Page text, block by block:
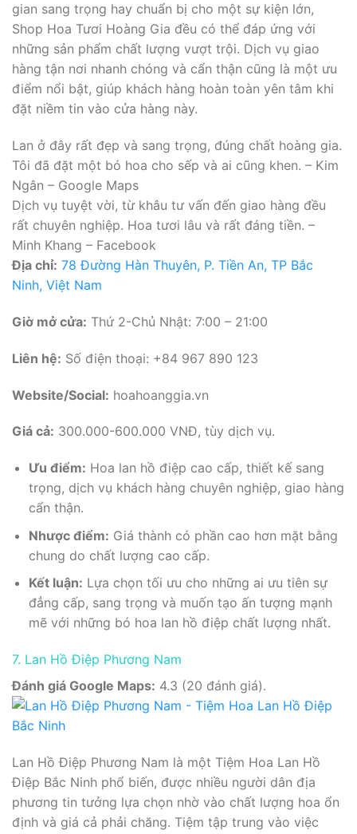
gian sang trọng hay chuẩn bị cho một sự kiện lớn,
Shop Hoa Tươi Hoàng Gia đều có thể đáp ứng với
những sản phẩm chất lượng vượt trội. Dịch vụ giao
hàng tận nơi nhanh chóng và cẩn thận cũng là một ưu
điểm nổi bật, giúp khách hàng hoàn toàn yên tâm khi
đặt niềm tin vào cửa hàng này.
Lan ở đây rất đẹp và sang trọng, đúng chất hoàng gia.
Tôi đã đặt một bó hoa cho sếp và ai cũng khen. – Kim
Ngân – Google Maps
Dịch vụ tuyệt vời, từ khâu tư vấn đến giao hàng đều
rất chuyên nghiệp. Hoa tươi lâu và rất đáng tiền. –
Minh Khang – Facebook
Địa chỉ: 78 Đường Hàn Thuyên, P. Tiền An, TP Bắc
Ninh, Việt Nam
Giờ mở cửa: Thứ 2-Chủ Nhật: 7:00 – 21:00
Liên hệ: Số điện thoại: +84 967 890 123
Website/Social: hoahoanggia.vn
Giá cả: 300.000-600.000 VNĐ, tùy dịch vụ.
Ưu điểm: Hoa lan hồ điệp cao cấp, thiết kế sang
trọng, dịch vụ khách hàng chuyên nghiệp, giao hàng
cẩn thận.
Nhược điểm: Giá thành có phần cao hơn mặt bằng
chung do chất lượng cao cấp.
Kết luận: Lựa chọn tối ưu cho những ai ưu tiên sự
đẳng cấp, sang trọng và muốn tạo ấn tượng mạnh
mẽ với những bó hoa lan hồ điệp chất lượng nhất.
7. Lan Hồ Điệp Phương Nam
Đánh giá Google Maps: 4.3 (20 đánh giá).
Lan Hồ Điệp Phương Nam là một Tiệm Hoa Lan Hồ
Điệp Bắc Ninh phổ biến, được nhiều người dân địa
phương tin tưởng lựa chọn nhờ vào chất lượng hoa ổn
định và giá cả phải chăng. Tiệm tập trung vào việc